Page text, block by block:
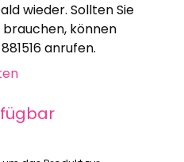
wieder. Sollten Sie
können
anrufen.